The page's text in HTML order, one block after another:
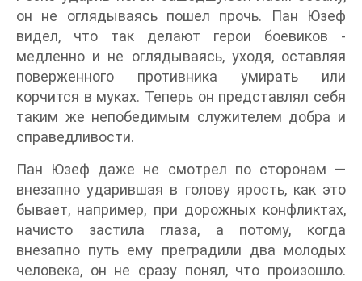
он не оглядываясь пошел прочь. Пан Юзеф
видел, что так делают герои боевиков -
медленно и не оглядываясь, уходя, оставляя
поверженного противника умирать или
корчится в муках. Теперь он представлял себя
таким же непобедимым служителем добра и
справедливости.
Пан Юзеф даже не смотрел по сторонам —
внезапно ударившая в голову ярость, как это
бывает, например, при дорожных конфликтах,
начисто застила глаза, а потому, когда
внезапно путь ему преградили два молодых
человека, он не сразу понял, что произошло.